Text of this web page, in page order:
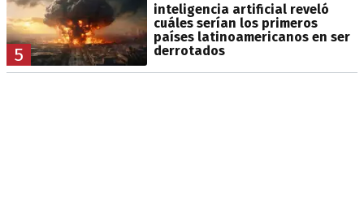
5
inteligencia artificial reveló
cuáles serían los primeros
países latinoamericanos en ser
derrotados